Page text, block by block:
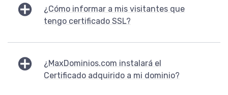
¿Cómo informar a mis visitantes que
tengo certificado SSL?
¿MaxDominios.com instalará el
Certificado adquirido a mi dominio?